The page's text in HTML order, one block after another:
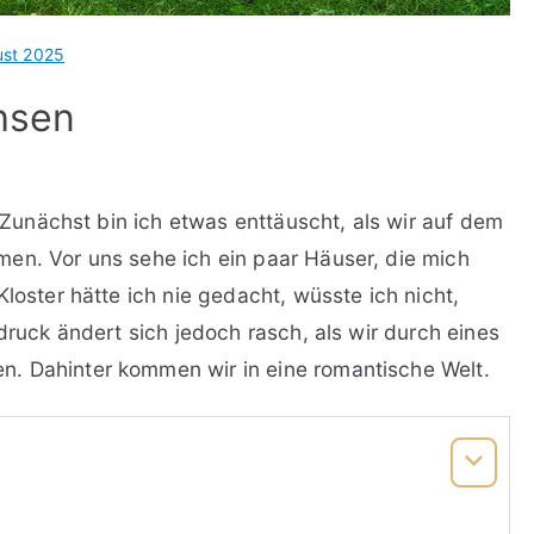
2025
bin ich etwas enttäuscht, als wir auf dem
Vor uns sehe ich ein paar Häuser, die mich
hätte ich nie gedacht, wüsste ich nicht,
ändert sich jedoch rasch, als wir durch eines
Dahinter kommen wir in eine romantische Welt.